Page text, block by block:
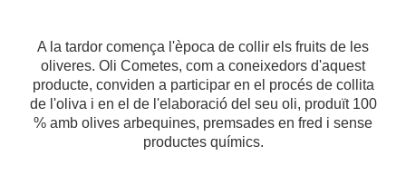
A la tardor comença l'època de collir els fruits de les
oliveres. Oli Cometes, com a coneixedors d'aquest
producte, conviden a participar en el procés de collita
de l'oliva i en el de l'elaboració del seu oli, produït 100
% amb olives arbequines, premsades en fred i sense
productes químics.